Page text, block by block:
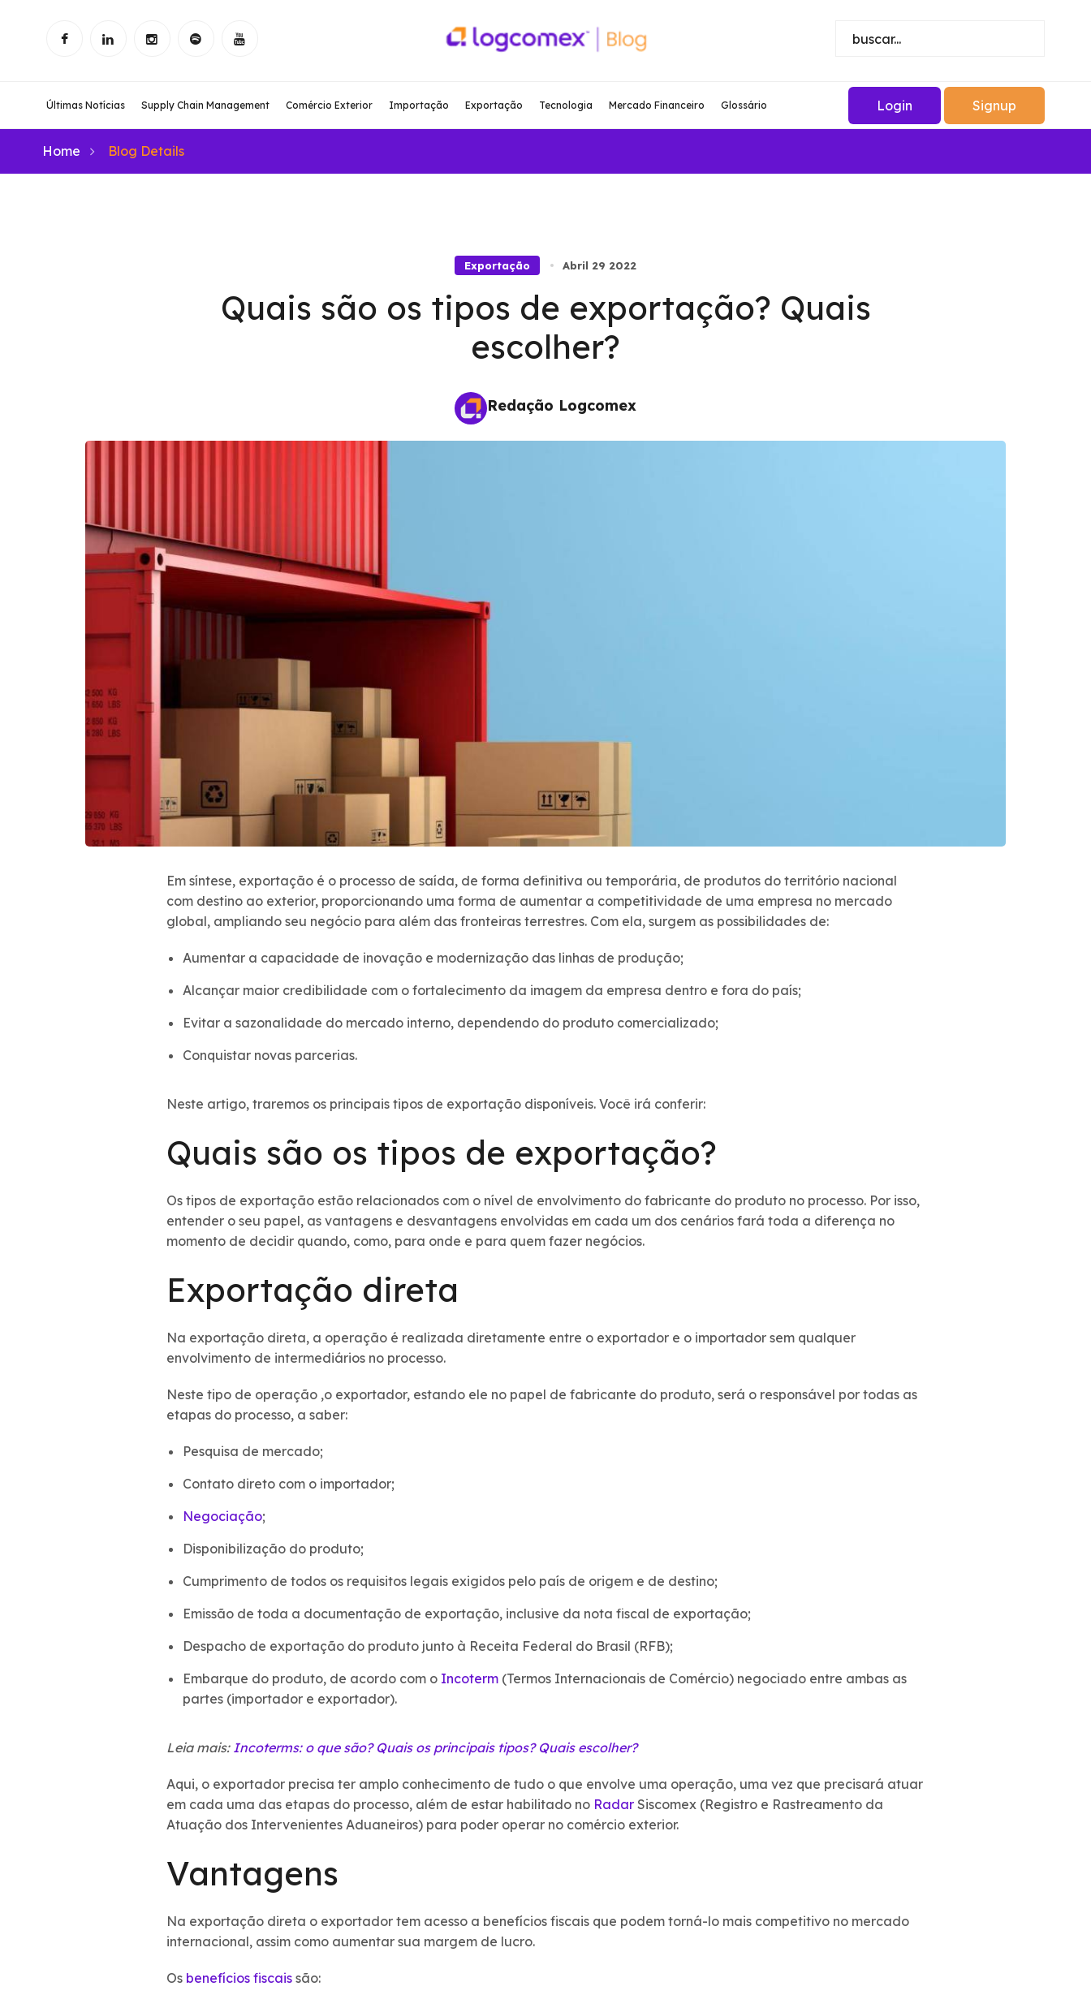
Últimas Notícias Supply Chain Management Comércio Exterior Importação Exportação Tecnologia Mercado Financeiro Glossário Login Signup
Home Blog Details
Exportação Abril 29 2022
Quais são os tipos de exportação? Quais
escolher?
Redação Logcomex
Em síntese, exportação é o processo de saída, de forma definitiva ou temporária, de produtos do território nacional
com destino ao exterior, proporcionando uma forma de aumentar a competitividade de uma empresa no mercado
global, ampliando seu negócio para além das fronteiras terrestres. Com ela, surgem as possibilidades de:
Aumentar a capacidade de inovação e modernização das linhas de produção;
Alcançar maior credibilidade com o fortalecimento da imagem da empresa dentro e fora do país;
Evitar a sazonalidade do mercado interno, dependendo do produto comercializado;
Conquistar novas parcerias.
Neste artigo, traremos os principais tipos de exportação disponíveis. Você irá conferir:
Quais são os tipos de exportação?
Os tipos de exportação estão relacionados com o nível de envolvimento do fabricante do produto no processo. Por isso,
entender o seu papel, as vantagens e desvantagens envolvidas em cada um dos cenários fará toda a diferença no
momento de decidir quando, como, para onde e para quem fazer negócios.
Exportação direta
Na exportação direta, a operação é realizada diretamente entre o exportador e o importador sem qualquer
envolvimento de intermediários no processo.
Neste tipo de operação ,o exportador, estando ele no papel de fabricante do produto, será o responsável por todas as
etapas do processo, a saber:
Pesquisa de mercado;
Contato direto com o importador;
Negociação;
Disponibilização do produto;
Cumprimento de todos os requisitos legais exigidos pelo país de origem e de destino;
Emissão de toda a documentação de exportação, inclusive da nota fiscal de exportação;
Despacho de exportação do produto junto à Receita Federal do Brasil (RFB);
Embarque do produto, de acordo com o Incoterm (Termos Internacionais de Comércio) negociado entre ambas as
partes (importador e exportador).
Leia mais: Incoterms: o que são? Quais os principais tipos? Quais escolher?
Aqui, o exportador precisa ter amplo conhecimento de tudo o que envolve uma operação, uma vez que precisará atuar
em cada uma das etapas do processo, além de estar habilitado no RadarSiscomex (Registro e Rastreamento da
Atuação dos Intervenientes Aduaneiros) para poder operar no comércio exterior.
Vantagens
Na exportação direta o exportador tem acesso a benefícios fiscais que podem torná-lo mais competitivo no mercado
internacional, assim como aumentar sua margem de lucro.
Osbenefícios fiscaissão: